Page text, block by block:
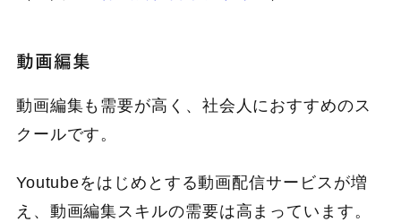
動画編集
動画編集も需要が高く、社会人におすすめのス
クールです。
Youtubeをはじめとする動画配信サービスが増
え、動画編集スキルの需要は高まっています。